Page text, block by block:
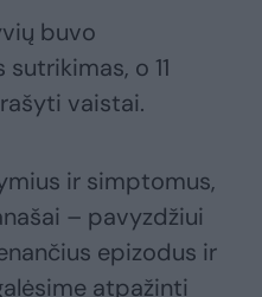
buvo
o 11
vaistai.
ir simptomus,
– pavyzdžiui
epizodus ir
atpažinti